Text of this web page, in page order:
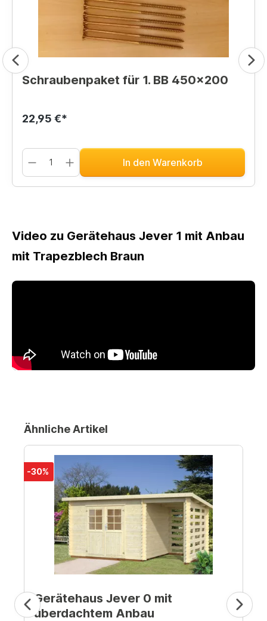
Schraubenpaket für 1. BB 450x200
22,95 €*
In den Warenkorb
Video zu Gerätehaus Jever 1 mit Anbau
mit Trapezblech Braun
Ähnliche Artikel
-30%
Gerätehaus Jever 0 mit
überdachtem Anbau